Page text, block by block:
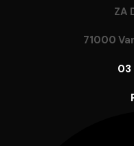
ZA
71000
03